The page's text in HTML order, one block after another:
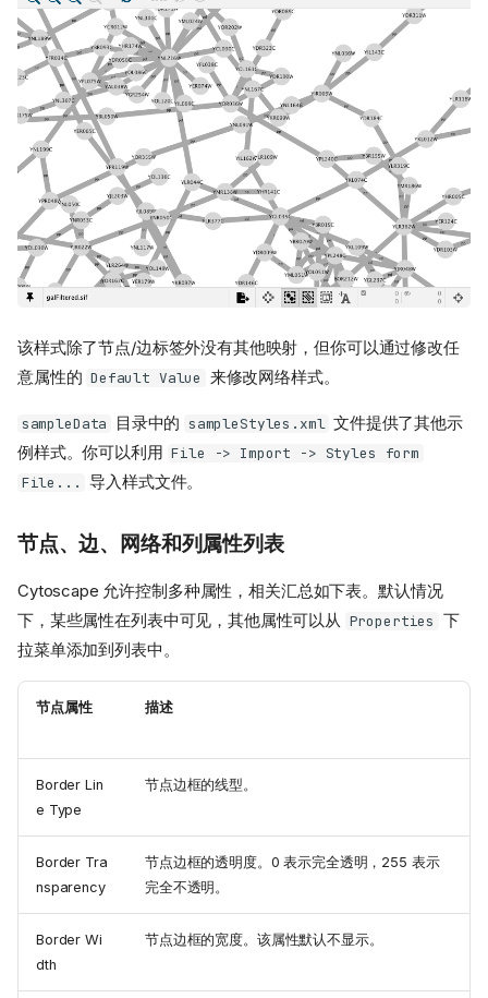
该样式除了节点/边标签外没有其他映射，但你可以通过修改任
意属性的 Default Value 来修改网络样式。
sampleData 目录中的 sampleStyles.xml 文件提供了其他示
例样式。你可以利用 File -> Import -> Styles form
File... 导入样式文件。
节点、边、网络和列属性列表
Cytoscape 允许控制多种属性，相关汇总如下表。默认情况
下，某些属性在列表中可见，其他属性可以从 Properties 下
拉菜单添加到列表中。
节点属性 描述
Border Lin
e Type
节点边框的线型。
Border Tra
nsparency
节点边框的透明度。0 表示完全透明，255 表示
完全不透明。
Border Wi
dth
节点边框的宽度。该属性默认不显示。